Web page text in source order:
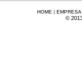
HOME | EMPRESA
©